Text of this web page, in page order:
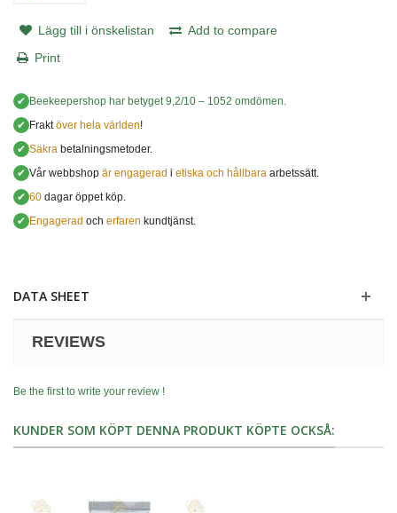
Lägg till i önskelistan
Add to compare
Print
✔ Beekeepershop har betyget 9,2/10 – 1052 omdömen.
✔ Fraktöver hela världen!
✔ Säkra betalningsmetoder.
✔ Vår webbshop är engagerad i etiska och hållbara arbetssätt.
✔ 60 dagar öppet köp.
✔ Engagerad och erfaren kundtjänst.
DATA SHEET
REVIEWS
Be the first to write your review !
KUNDER SOM KÖPT DENNA PRODUKT KÖPTE OCKSÅ: